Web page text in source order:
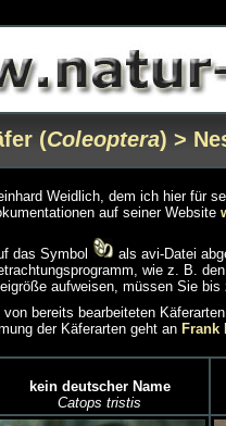
(Coleoptera) >
Weidlich, dem ich hier für
auf seiner Website
das Symbol
als avi-Datei
wie z. B.
aufweisen, müssen Sie
bereits bearbeiteten
der Käferarten geht an Frank
kein deutscher Name
Catops tristis